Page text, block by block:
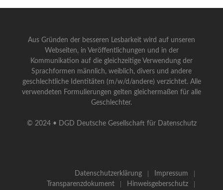
Aus Gründen der besseren Lesbarkeit wird auf unseren
Webseiten, in Veröffentlichungen und in der
Kommunikation auf die gleichzeitige Verwendung der
Sprachformen männlich, weiblich, divers und andere
geschlechtliche Identitäten (m/w/d/andere) verzichtet. Alle
verwendeten Formulierungen gelten gleichermaßen für alle
Geschlechter.
© 2024 • DGD Deutsche Gesellschaft für Datenschutz
Datenschutzerklärung
Impressum
Transparenzdokument
Hinweisgeberschutz